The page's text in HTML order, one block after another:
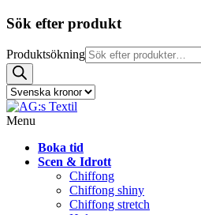
Sök efter produkt
Produktsökning
Menu
Boka tid
Scen & Idrott
Chiffong
Chiffong shiny
Chiffong stretch